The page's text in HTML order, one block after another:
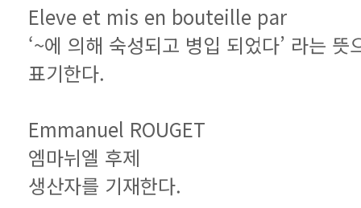
Eleve et mis en bouteille par
표기한다.
Emmanuel ROUGET
엠마뉘엘 후제
생산자를 기재한다.